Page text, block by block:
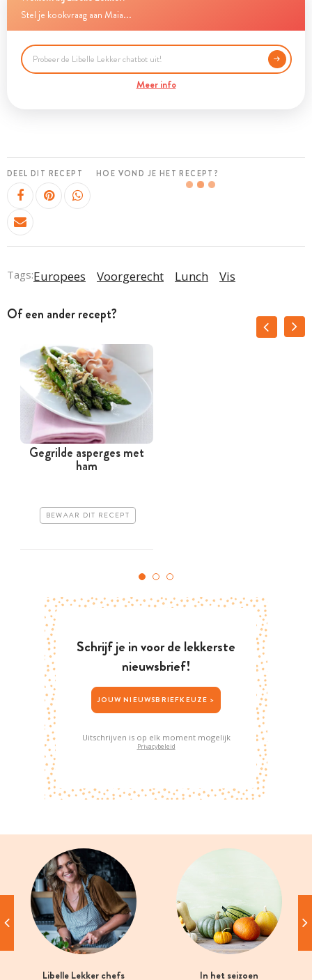
Stel je kookvraag aan Maia...
Meer info
DEEL DIT RECEPT HOE VOND JE HET RECEPT?
Tags:Europees Voorgerecht Lunch Vis
Of een ander recept?
Gegrilde asperges met
ham
BEWAAR DIT RECEPT
Schrijf je in voor de lekkerste
nieuwsbrief!
JOUW NIEUWSBRIEFKEUZE >
Uitschrijven is op elk moment mogelijk
Privacybeleid
Libelle Lekker chefs In het seizoen